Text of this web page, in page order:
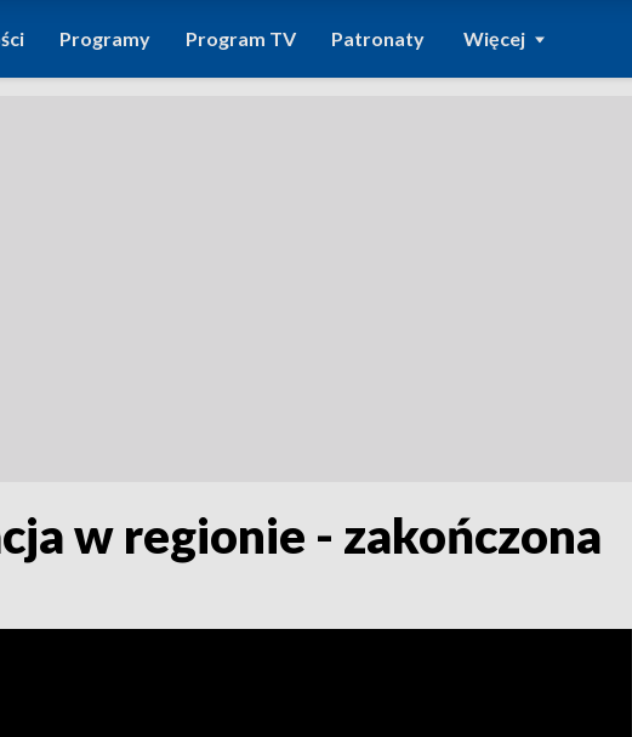
Programy Program TV Patronaty Więcej
w regionie - zakończona